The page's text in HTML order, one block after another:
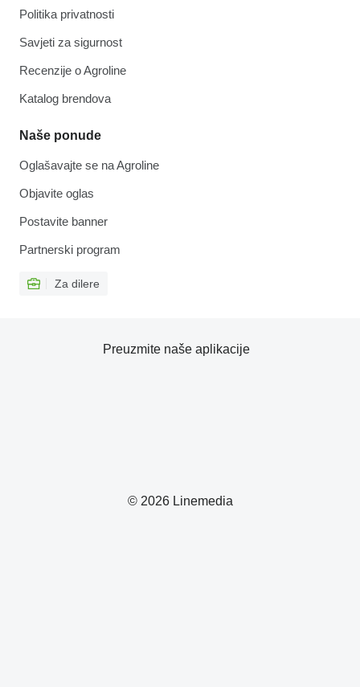
Politika privatnosti
Savjeti za sigurnost
Recenzije o Agroline
Katalog brendova
Naše ponude
Oglašavajte se na Agroline
Objavite oglas
Postavite banner
Partnerski program
Za dilere
© 2026 Linemedia
Preuzmite naše aplikacije